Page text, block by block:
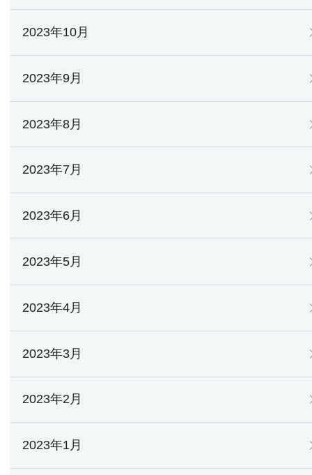
2023年10月
2023年9月
2023年8月
2023年7月
2023年6月
2023年5月
2023年4月
2023年3月
2023年2月
2023年1月